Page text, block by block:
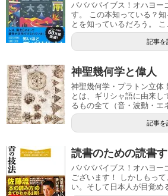
ババババイブス！オハヨー
す。 この本知っている？
とを知っているだろう。 こ
記事を
神聖幾何学と偉人
神聖幾何学・プラトン立体
とは、ギリシャ語に由来し
るもの全て（音・波動・エ
記事を
読書のための読書
ババババイブス！オハヨー
ございます！ しかしもっ
い。そして日本人が目覚め